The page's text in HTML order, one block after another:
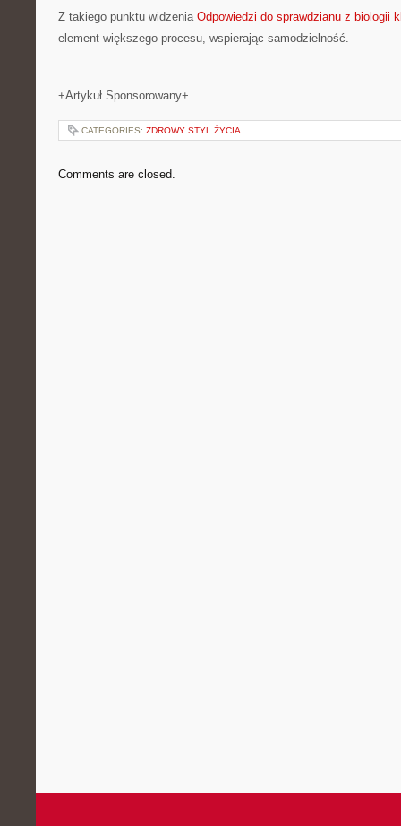
Z takiego punktu widzenia Odpowiedzi do sprawdzianu z biologii
element większego procesu, wspierając samodzielność.
+Artykuł Sponsorowany+
CATEGORIES: ZDROWY STYL ŻYCIA
Comments are closed.